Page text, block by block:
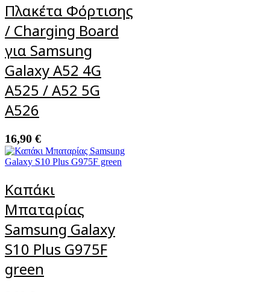
Πλακέτα Φόρτισης
/ Charging Board
για Samsung
Galaxy A52 4G
A525 / A52 5G
A526
16,90 €
Καπάκι
Μπαταρίας
Samsung Galaxy
S10 Plus G975F
green